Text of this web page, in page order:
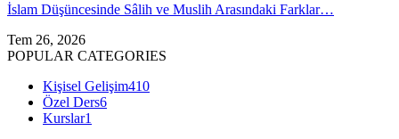
İslam Düşüncesinde Sâlih ve Muslih Arasındaki Farklar…
Tem 26, 2026
POPULAR CATEGORIES
Kişisel Gelişim410
Özel Ders6
Kurslar1